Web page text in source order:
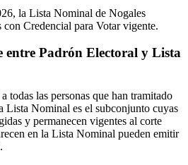
la Lista Nominal de Nogales
con Credencial para Votar vigente.
entre Padrón Electoral y Lista
todas las personas que han tramitado
Lista Nominal es el subconjunto cuyas
y permanecen vigentes al corte
en la Lista Nominal pueden emitir